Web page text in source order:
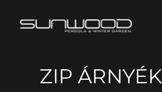
ZIP